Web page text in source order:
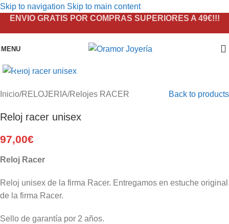
Skip to navigation Skip to main content
ENVIO GRATIS POR COMPRAS SUPERIORES A 49€!!!
MENU
Inicio/RELOJERIA/Relojes RACER Back to products
Reloj racer unisex
97,00€
Reloj Racer
Reloj unisex de la firma Racer. Entregamos en estuche original
de la firma Racer.
Sello de garantía por 2 años.